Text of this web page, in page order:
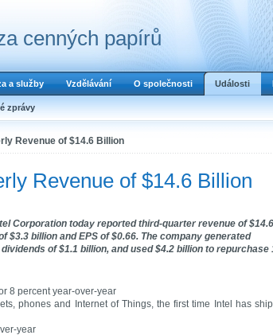
cenných papírů
a služby Vzdělávání O společnosti Události
zprávy
Revenue of $14.6 Billion
Revenue of $14.6 Billion
Corporation today reported third-quarter revenue of
$3.3 billion and EPS of $0.66. The company generated
of $1.1 billion, and used $4.2 billion to repurchase
8 percent year-over-year
phones and Internet of Things, the first time Intel has
year